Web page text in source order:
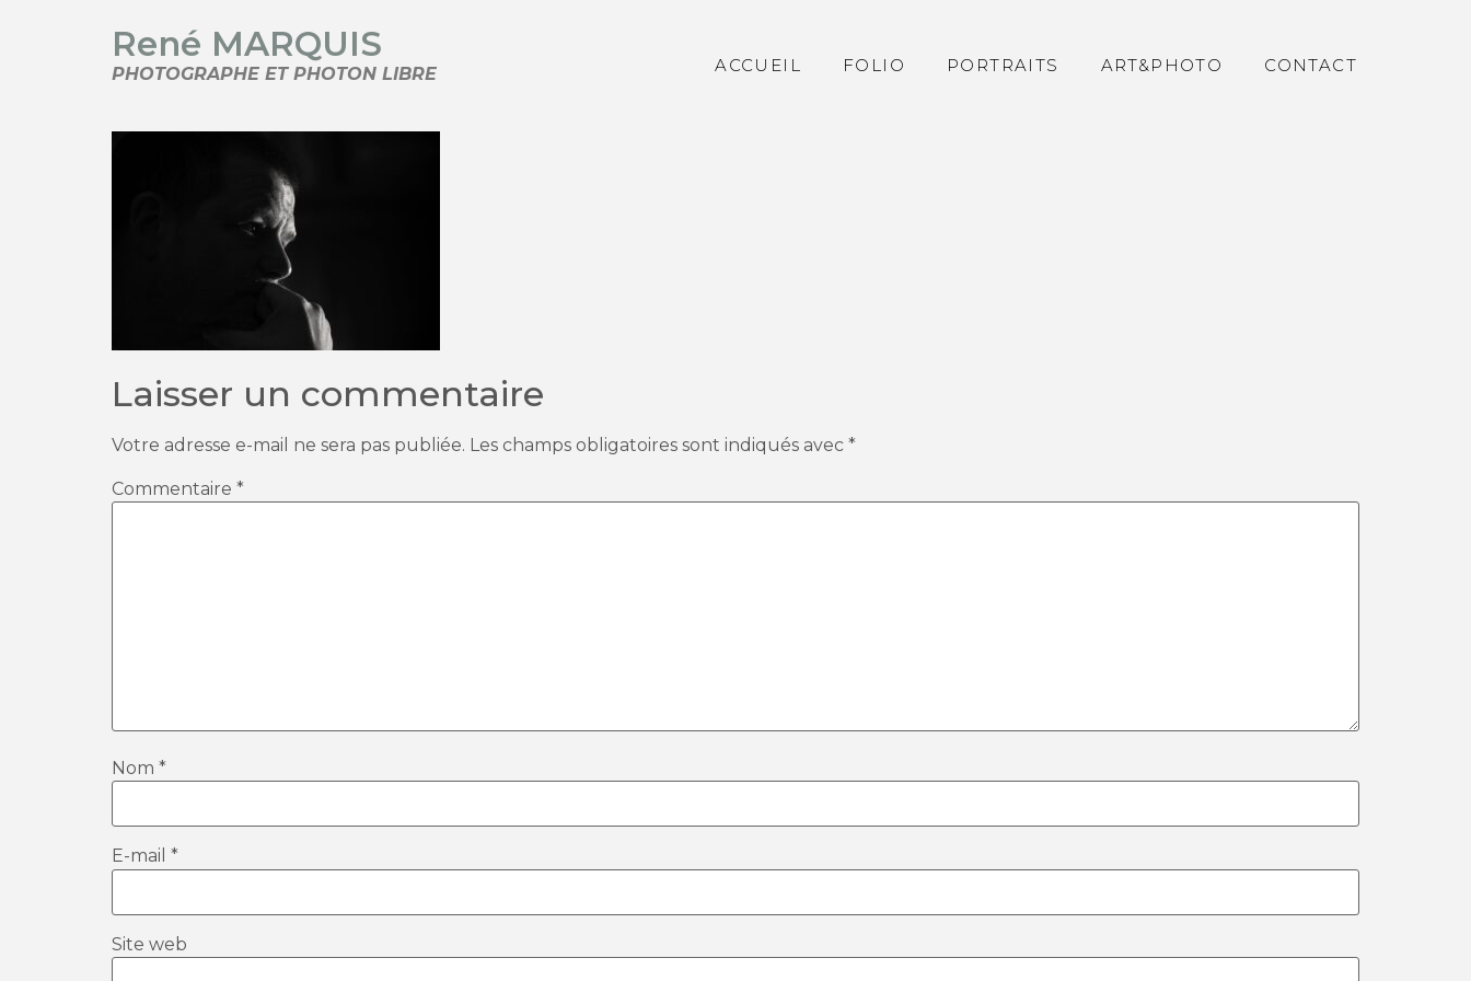
René MARQUIS
PHOTOGRAPHE ET PHOTON LIBRE ACCUEIL FOLIO PORTRAITS ART&PHOTO CONTACT
Laisser un commentaire
Votre adresse e-mail ne sera pas publiée. Les champs obligatoires sont indiqués avec *
Commentaire *
Nom *
E-mail *
Site web